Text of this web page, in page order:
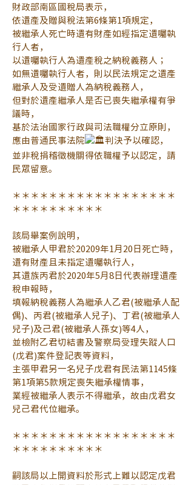
財政部南區國稅局表示，
依遺產及贈與稅法第6條第1項規定，
被繼承人死亡時遺有財產如經指定遺囑執
行人者，
以遺囑執行人為遺產稅之納稅義務人；
如無遺囑執行人者，則以民法規定之遺產
繼承人及受遺贈人為納稅義務人，
但對於遺產繼承人是否已喪失繼承權有爭
議時，
基於法治國家行政與司法職權分立原則，
應由普通民事法院
判決予以確認，
並非稅捐稽徵機關得依職權予以認定，請
民眾留意。
＊＊＊＊＊＊＊＊＊＊＊＊＊＊＊＊＊＊
＊＊＊＊＊＊＊＊＊＊
該局舉案例說明，
被繼承人甲君於20209年1月20日死亡時，
遺有財產且未指定遺囑執行人，
其遺族丙君於2020年5月8日代表辦理遺產
稅申報時，
填報納稅義務人為繼承人乙君(被繼承人配
偶)、丙君(被繼承人兒子)、丁君(被繼承人
兒子)及己君(被繼承人孫女)等4人，
並檢附乙君切結書及警察局受理失蹤人口
(戊君)案件登記表等資料，
主張甲君另一名兒子戊君有民法第1145條
第1項第5款規定喪失繼承權情事，
業經被繼承人表示不得繼承，故由戊君女
兒己君代位繼承。
＊＊＊＊＊＊＊＊＊＊＊＊＊＊＊＊＊＊
＊＊＊＊＊＊＊＊＊＊
嗣該局以上開資料於形式上難以認定戊君